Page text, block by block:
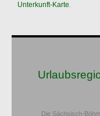
Unterkunft-Karte.
Die Sächsisch-